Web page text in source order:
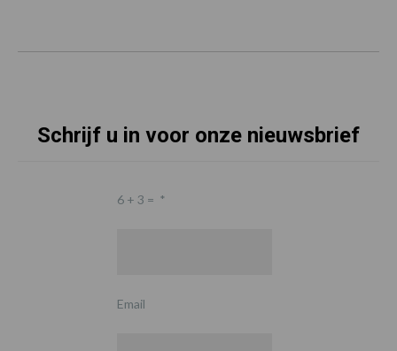
Schrijf u in voor onze nieuwsbrief
6 + 3 = *
Email